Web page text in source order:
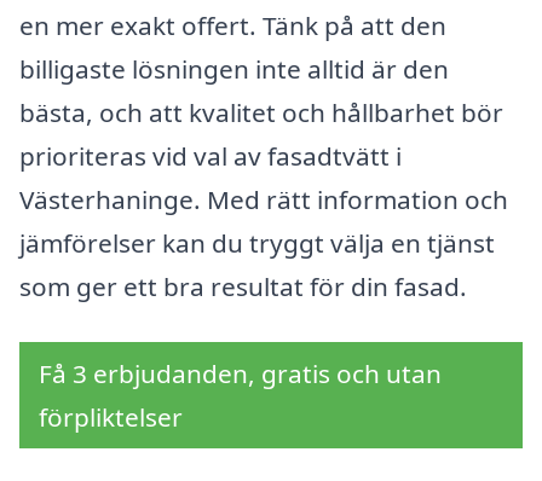
en mer exakt offert. Tänk på att den
billigaste lösningen inte alltid är den
bästa, och att kvalitet och hållbarhet bör
prioriteras vid val av fasadtvätt i
Västerhaninge. Med rätt information och
jämförelser kan du tryggt välja en tjänst
som ger ett bra resultat för din fasad.
Få 3 erbjudanden, gratis och utan
förpliktelser